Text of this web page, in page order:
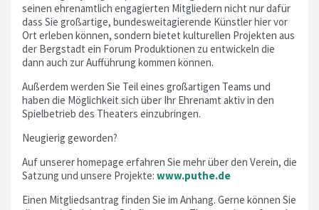
seinen ehrenamtlich engagierten Mitgliedern nicht nur dafür
dass Sie großartige, bundesweitagierende Künstler hier vor
Ort erleben können, sondern bietet kulturellen Projekten aus
der Bergstadt ein Forum Produktionen zu entwickeln die
dann auch zur Aufführung kommen können.
Außerdem werden Sie Teil eines großartigen Teams und
haben die Möglichkeit sich über Ihr Ehrenamt aktiv in den
Spielbetrieb des Theaters einzubringen.
Neugierig geworden?
Auf unserer homepage erfahren Sie mehr über den Verein, die
Satzung und unsere Projekte: www.puthe.de
Einen Mitgliedsantrag finden Sie im Anhang. Gerne können Sie